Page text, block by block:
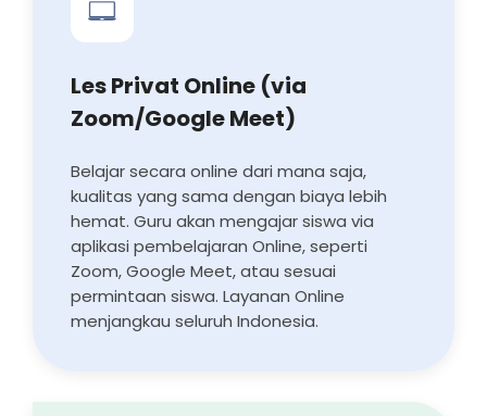
Les Privat Online (via
Zoom/Google Meet)
Belajar secara online dari mana saja,
kualitas yang sama dengan biaya lebih
hemat. Guru akan mengajar siswa via
aplikasi pembelajaran Online, seperti
Zoom, Google Meet, atau sesuai
permintaan siswa. Layanan Online
menjangkau seluruh Indonesia.